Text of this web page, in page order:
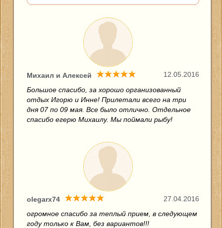
12.05.2016
Михаил и Алексей
Большое спасибо, за хорошо организованный
отдых Игорю и Инне! Прилетали всего на три
дня 07 по 09 мая. Все было отлично. Отдельное
спасибо егерю Михаилу. Мы поймали рыбу!
27.04.2016
olegarx74
огромное спасибо за теплый прием, в следующем
году только к Вам, без вариантов!!!